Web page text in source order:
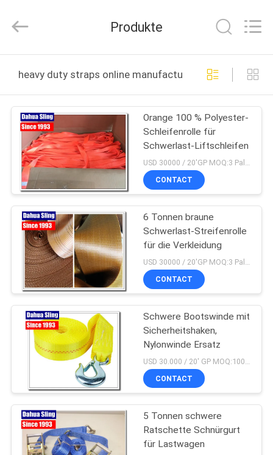
PRODUKTE
ÜBER
UNS
FABRIK-
AUSFLUG
QUALITÄTSKONTROLLE
TRETEN
VERBINDUNG
NACHRICHTEN
Ltd..
Reserved.
Produkte
heavy duty straps online manufacture
Orange 100 % Polyester-
Schleifenrolle für
Schwerlast-Liftschleifen
USD 30000 / 20'GP MOQ:3 Paletten (ca. 5000 Meter)
CONTACT
6 Tonnen braune
Schwerlast-Streifenrolle
für die Verkleidung
CONTACT
Schwere Bootswinde mit
Sicherheitshaken,
Nylonwinde Ersatz
CONTACT
5 Tonnen schwere
Ratschette Schnürgurt
für Lastwagen